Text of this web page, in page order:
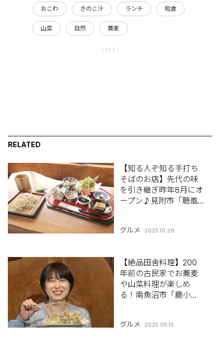
おこわ きのこ汁 ランチ 和食
山菜 自然 蕎麦
〈 1 / 1 〉
RELATED
【知る人ぞ知る手打ち
そばのお店】先代の味
を引き継ぎ昨年8月にオ
ープン♪見附市「聴風
グルメ 2025.10.29
【絶品田舎料理】200
年前の古民家でお蕎麦
や山菜料理が楽しめ
る！南魚沼市「鹿小
グルメ 2025.05.15